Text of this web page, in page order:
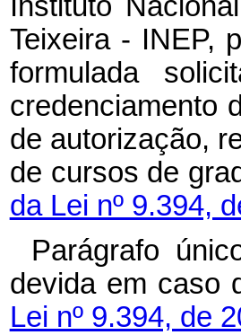
Teixeira - INEP,
formulada
credenciamento
de autorização,
de cursos de
da Lei nº 9.394,
Parágrafo
devida em caso
Lei nº 9.394, de